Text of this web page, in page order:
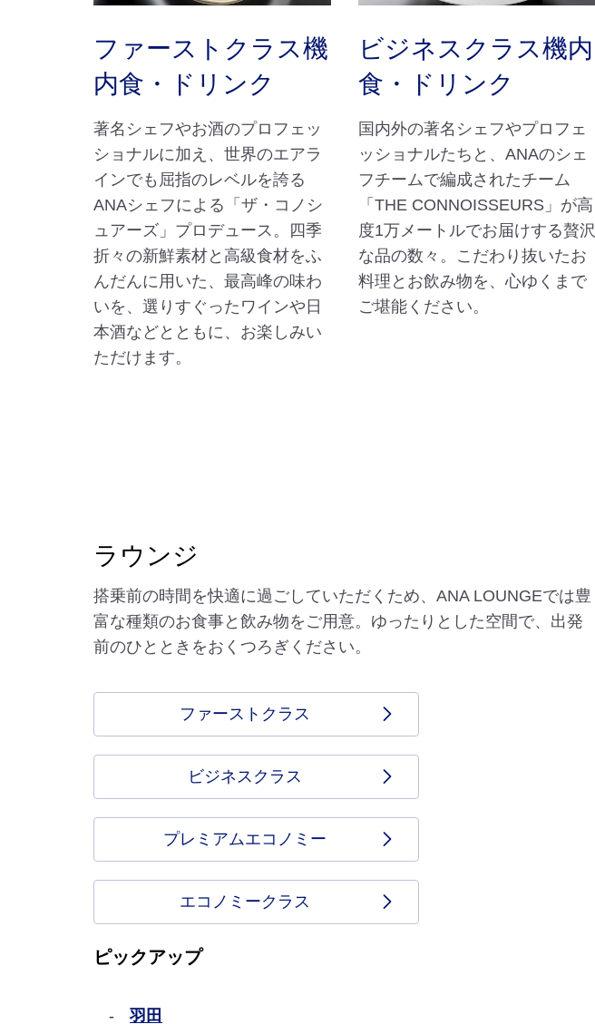
ファーストクラス機
内食・ドリンク
著名シェフやお酒のプロフェッ
ショナルに加え、世界のエアラ
インでも屈指のレベルを誇る
ANAシェフによる「ザ・コノシ
ュアーズ」プロデュース。四季
折々の新鮮素材と高級食材をふ
んだんに用いた、最高峰の味わ
いを、選りすぐったワインや日
本酒などとともに、お楽しみい
ただけます。
ビジネスクラス機内
食・ドリンク
国内外の著名シェフやプロフェ
ッショナルたちと、ANAのシェ
フチームで編成されたチーム
「THE CONNOISSEURS」が高
度1万メートルでお届けする贅沢
な品の数々。こだわり抜いたお
料理とお飲み物を、心ゆくまで
ご堪能ください。
ラウンジ
搭乗前の時間を快適に過ごしていただくため、ANA LOUNGEでは豊
富な種類のお食事と飲み物をご用意。ゆったりとした空間で、出発
前のひとときをおくつろぎください。
ファーストクラス
ビジネスクラス
プレミアムエコノミー
エコノミークラス
ピックアップ
羽田